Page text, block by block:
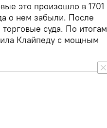
это произошло в 1701
о нем забыли. После
суда. По итогам
Клайпеду с мощным